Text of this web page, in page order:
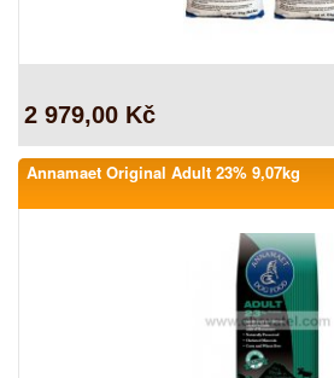
2 979,00 Kč
Annamaet Original Adult 23% 9,07kg